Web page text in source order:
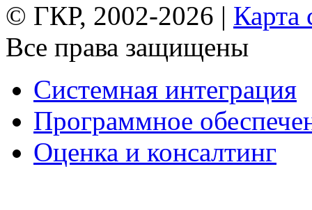
© ГКР, 2002-2026 | Карта
Все права защищены
Системная интеграция
Программное
Оценка и консалтинг